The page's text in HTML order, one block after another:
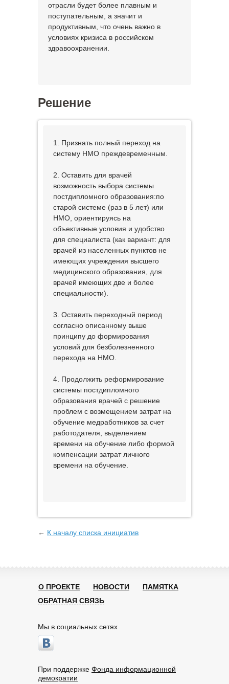
отрасли будет более плавным и
поступательным, а значит и
продуктивным, что очень важно в
условиях кризиса в российском
здравоохранении.
Решение
1. Признать полный переход на
систему НМО преждевременным.
2. Оставить для врачей
возможность выбора системы
постдипломного образования:по
старой системе (раз в 5 лет) или
НМО, ориентируясь на
объективные условия и удобство
для специалиста (как вариант: для
врачей из населенных пунктов не
имеющих учреждения высшего
медицинского образования, для
врачей имеющих две и более
специальности).
3. Оставить переходный период
согласно описанному выше
принципу до формирования
условий для безболезненного
перехода на НМО.
4. Продолжить реформирование
системы постдипломного
образования врачей с решение
проблем с возмещением затрат на
обучение медработников за счет
работодателя, выделением
времени на обучение либо формой
компенсации затрат личного
времени на обучение.
← К началу списка инициатив
О ПРОЕКТЕ НОВОСТИ
ПАМЯТКА
ОБРАТНАЯ СВЯЗЬ
Мы в социальных сетях
При поддержке Фонда информационной
демократии